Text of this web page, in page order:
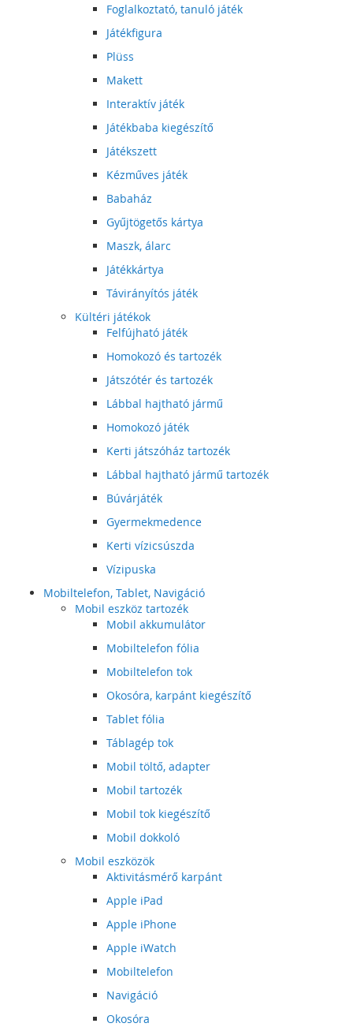
Foglalkoztató, tanuló játék
Játékfigura
Plüss
Makett
Interaktív játék
Játékbaba kiegészítő
Játékszett
Kézműves játék
Babaház
Gyűjtögetős kártya
Maszk, álarc
Játékkártya
Távirányítós játék
Kültéri játékok
Felfújható játék
Homokozó és tartozék
Játszótér és tartozék
Lábbal hajtható jármű
Homokozó játék
Kerti játszóház tartozék
Lábbal hajtható jármű tartozék
Búvárjáték
Gyermekmedence
Kerti vízicsúszda
Vízipuska
Mobiltelefon, Tablet, Navigáció
Mobil eszköz tartozék
Mobil akkumulátor
Mobiltelefon fólia
Mobiltelefon tok
Okosóra, karpánt kiegészítő
Tablet fólia
Táblagép tok
Mobil töltő, adapter
Mobil tartozék
Mobil tok kiegészítő
Mobil dokkoló
Mobil eszközök
Aktivitásmérő karpánt
Apple iPad
Apple iPhone
Apple iWatch
Mobiltelefon
Navigáció
Okosóra